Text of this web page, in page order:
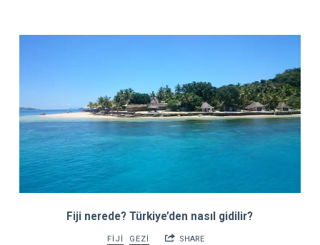
Fiji nerede? Türkiye’den nasıl gidilir?
FİJİ GEZİ SHARE